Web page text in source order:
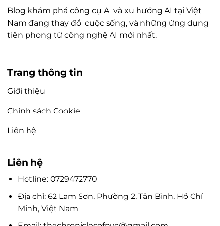
Blog khám phá công cụ AI và xu hướng AI tại Việt
Nam đang thay đổi cuộc sống, và những ứng dụng
tiên phong từ công nghệ AI mới nhất.
Trang thông tin
Giới thiệu
Chính sách Cookie
Liên hệ
Liên hệ
Hotline: 0729472770
Địa chỉ: 62 Lam Sơn, Phường 2, Tân Bình, Hồ Chí
Minh, Việt Nam